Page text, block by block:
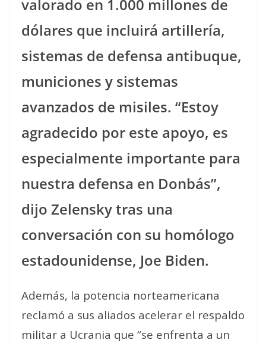
valorado en 1.000 millones de
dólares que incluirá artillería,
sistemas de defensa antibuque,
municiones y sistemas
avanzados de misiles. “Estoy
agradecido por este apoyo, es
especialmente importante para
nuestra defensa en Donbás”,
dijo Zelensky tras una
conversación con su homólogo
estadounidense, Joe Biden.
Además, la potencia norteamericana
reclamó a sus aliados acelerar el respaldo
militar a Ucrania que “se enfrenta a un